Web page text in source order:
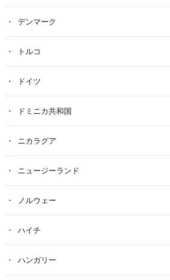
デンマーク
トルコ
ドイツ
ドミニカ共和国
ニカラグア
ニュージーランド
ノルウェー
ハイチ
ハンガリー